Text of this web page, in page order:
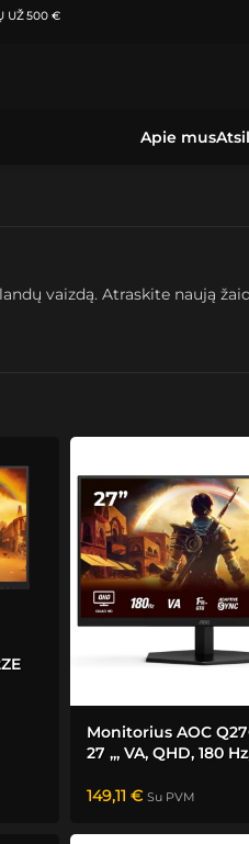
UŽ 500 €
Apie mus
vaizdą. Atraskite naują
Monitorius AOC
27 „, VA, QHD, 180
149,11 € Su PVM